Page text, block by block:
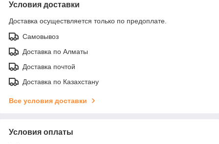
Условия доставки
Доставка осуществляется только по предоплате.
Самовывоз
Доставка по Алматы
Доставка почтой
Доставка по Казахстану
Все условия доставки
Условия оплаты